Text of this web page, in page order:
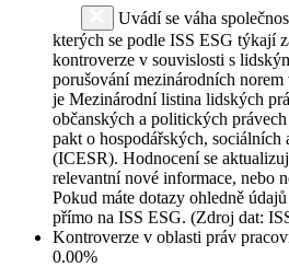
Uvádí se váha
kterých se podle ISS ESG týkají
kontroverze v souvislosti s
porušování mezinárodních
je Mezinárodní listina lidských
občanských a politických
pakt o hospodářských, sociálních
(ICESR). Hodnocení se
relevantní nové informace, nebo
Pokud máte dotazy ohledně
přímo na ISS ESG. (Zdroj dat:
Kontroverze v oblasti práv
0.00%